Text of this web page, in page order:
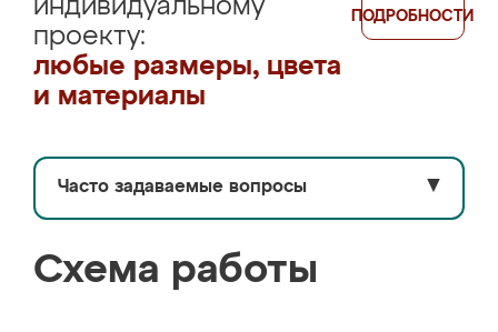
индивидуальному
проекту:
любые размеры, цвета
и материалы
ПОДРОБНОСТИ
Часто задаваемые вопросы ▼
Схема работы